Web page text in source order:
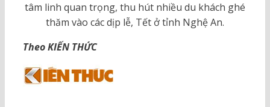
tâm linh quan trọng, thu hút nhiều du khách ghé
thăm vào các dịp lễ, Tết ở tỉnh Nghệ An.
Theo KIẾN THỨC